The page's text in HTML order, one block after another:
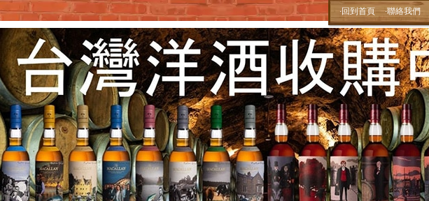
‧回到首頁 ‧聯絡我們